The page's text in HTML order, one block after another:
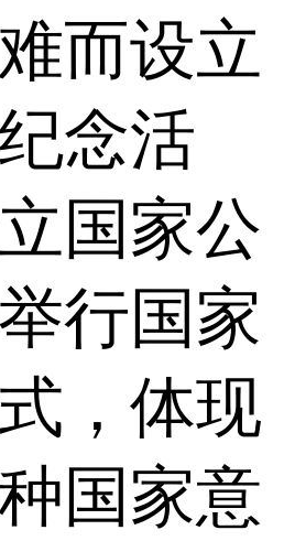
而设立
念活
国家公
行国家
，体现
国家意